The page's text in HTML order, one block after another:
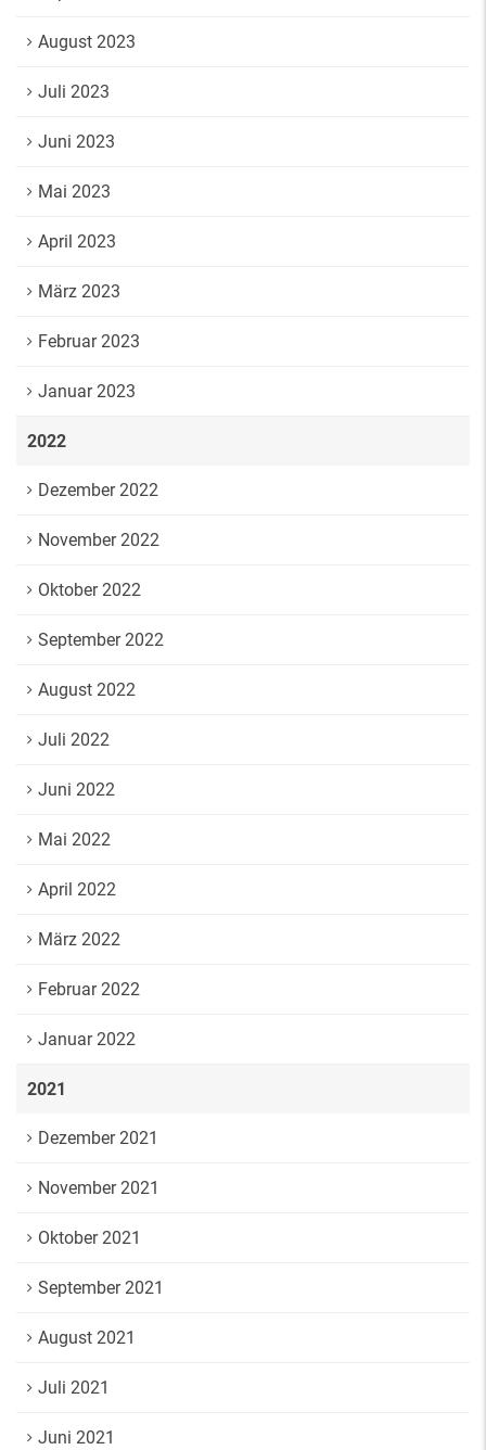
August 2023
Juli 2023
Juni 2023
Mai 2023
April 2023
März 2023
Februar 2023
Januar 2023
2022
Dezember 2022
November 2022
Oktober 2022
September 2022
August 2022
Juli 2022
Juni 2022
Mai 2022
April 2022
März 2022
Februar 2022
Januar 2022
2021
Dezember 2021
November 2021
Oktober 2021
September 2021
August 2021
Juli 2021
Juni 2021